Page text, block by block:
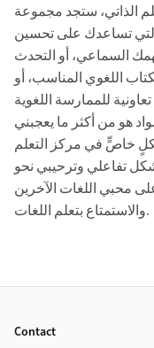
الذاتي، ستجد مجموعة
تساعدك على تحسين
السماعي، أو التحدث
اللغوي المناسب، أو
للممارسة اللغوية
هو من أكثر ما يعجبني
خاصٍّ في مركز التعلم
تفاعلي وترحيبي نحو
محبي اللغات الآخرين
والاستمتاع بتعلم اللغات.
Contact